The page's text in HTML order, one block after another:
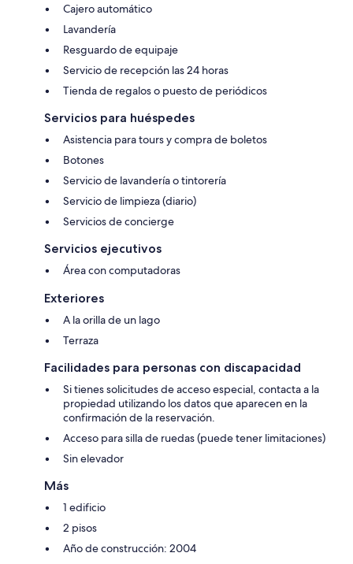
Cajero automático
Lavandería
Resguardo de equipaje
Servicio de recepción las 24 horas
Tienda de regalos o puesto de periódicos
Servicios para huéspedes
Asistencia para tours y compra de boletos
Botones
Servicio de lavandería o tintorería
Servicio de limpieza (diario)
Servicios de concierge
Servicios ejecutivos
Área con computadoras
Exteriores
A la orilla de un lago
Terraza
Facilidades para personas con discapacidad
Si tienes solicitudes de acceso especial, contacta a la
propiedad utilizando los datos que aparecen en la
confirmación de la reservación.
Acceso para silla de ruedas (puede tener limitaciones)
Sin elevador
Más
1 edificio
2 pisos
Año de construcción: 2004